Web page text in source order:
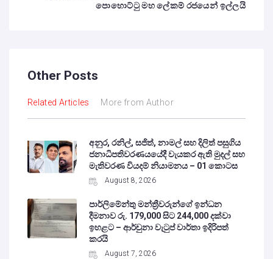
පොහොට්ටු මහ ලේකම් රජයෙන් ඉල්ලයි
Other Posts
Related Articles More from Author
අනුර, රනිල්, සජිත්, නාමල් සහ දිලිත් පසුගිය
ජනාධිපතිවරණයයේදී වැයකර ඇති මුදල් සහ
මැතිවරණ වියදම් නියාමනය – 01 කොටස
August 8, 2026
පාර්ලිමේන්තු මන්ත්‍රීවරුන්ගේ ඉන්ධන
දීමනාව රු. 179,000 සිට 244,000 දක්වා
ඉහළට – ආර්චුනා වැටුප් වාර්තා ඉදිරිපත්
කරයි
August 7, 2026